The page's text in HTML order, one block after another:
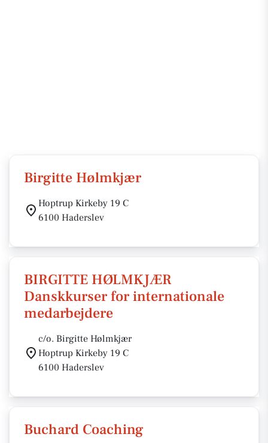
Birgitte Hølmkjær
Hoptrup Kirkeby 19 C
6100 Haderslev
BIRGITTE HØLMKJÆR
Danskkurser for internationale
medarbejdere
c/o. Birgitte Hølmkjær
Hoptrup Kirkeby 19 C
6100 Haderslev
Buchard Coaching